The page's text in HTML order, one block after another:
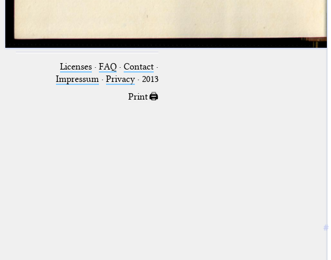
Resources
Licenses· FAQ· Contact·
Impressum· Privacy· 2013
Print 🖨